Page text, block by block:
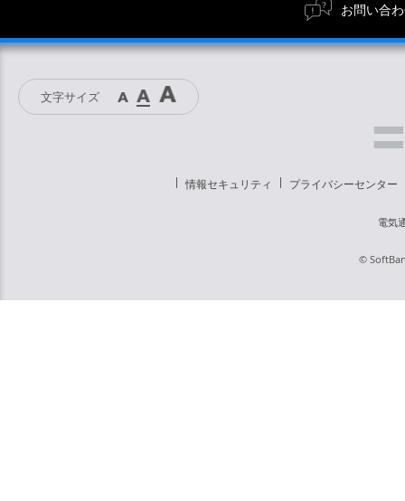
お問い合
文字サイズ
情報セキュリティ プライバシーセンター
電気
©